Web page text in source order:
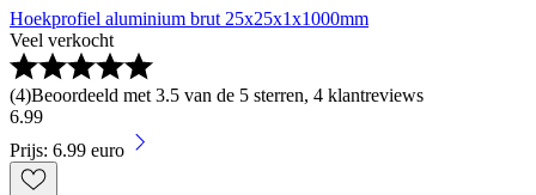
Hoekprofiel aluminium brut 25x25x1x1000mm
Veel verkocht
(4)Beoordeeld met 3.5 van de 5 sterren, 4 klantreviews
6.99
Prijs: 6.99 euro